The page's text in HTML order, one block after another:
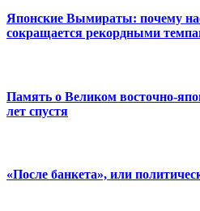
Японские Вымираты: почему
сокращается рекордными
Память о Великом восточно-
лет спустя
«После банкета», или